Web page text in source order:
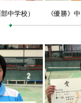
中学校） 《優勝》